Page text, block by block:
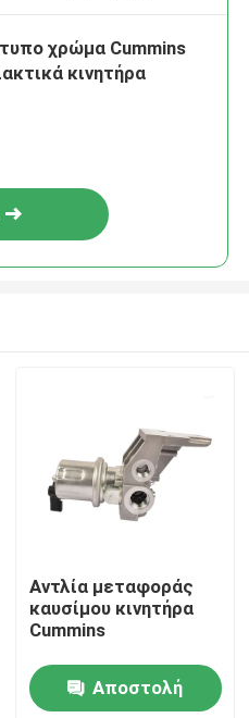
χρώμα Cummins
κινητήρα
Αντλία μεταφοράς
καυσίμου κινητήρα
Cummins
Αποστολή